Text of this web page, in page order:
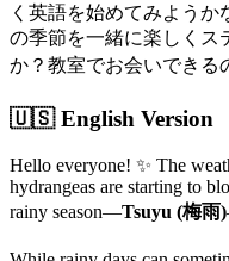
く英語を始めてみよう
の季節を一緒に楽しくス
か？教室でお会いでき
🇺🇸 English Version
Hello everyone! ✨ The
hydrangeas are starting to
rainy season—Tsuyu (梅雨)